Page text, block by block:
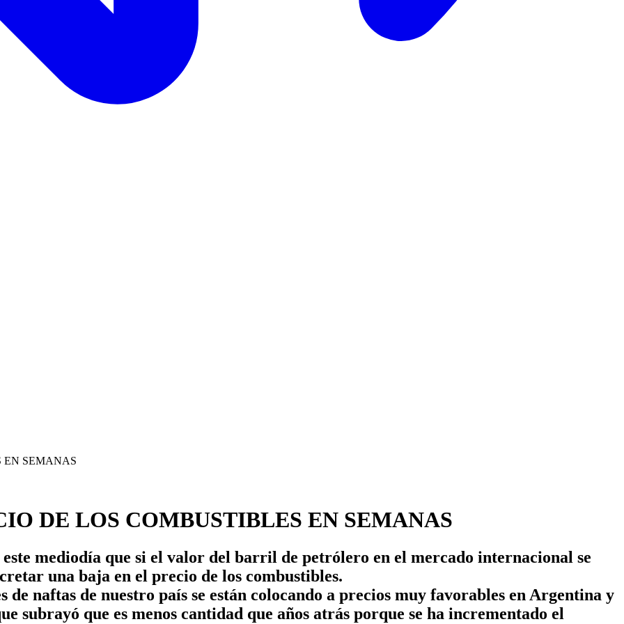
DE LOS COMBUSTIBLES EN SEMANAS
mediodía que si el valor del barril de petrólero en el mercado internacional se
una baja en el precio de los combustibles.
de naftas de nuestro país se están colocando a precios muy favorables en Argentina y
subrayó que es menos cantidad que años atrás porque se ha incrementado el